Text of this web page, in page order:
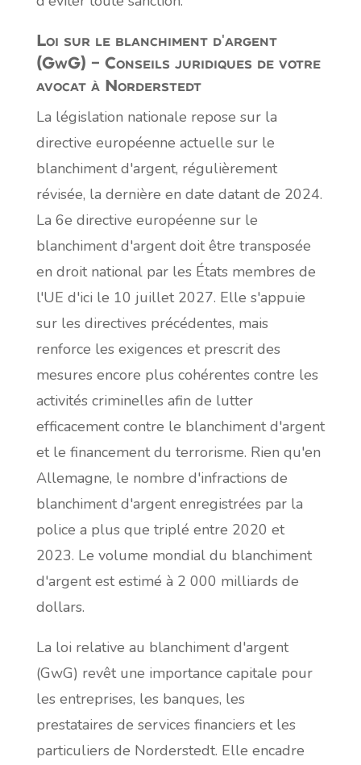
Loi sur le blanchiment d'argent
(GwG) – Conseils juridiques de votre
avocat à Norderstedt
La législation nationale repose sur la
directive européenne actuelle sur le
blanchiment d'argent, régulièrement
révisée, la dernière en date datant de 2024.
La 6e directive européenne sur le
blanchiment d'argent doit être transposée
en droit national par les États membres de
l'UE d'ici le 10 juillet 2027. Elle s'appuie
sur les directives précédentes, mais
renforce les exigences et prescrit des
mesures encore plus cohérentes contre les
activités criminelles afin de lutter
efficacement contre le blanchiment d'argent
et le financement du terrorisme. Rien qu'en
Allemagne, le nombre d'infractions de
blanchiment d'argent enregistrées par la
police a plus que triplé entre 2020 et
2023. Le volume mondial du blanchiment
d'argent est estimé à 2 000 milliards de
dollars.
La loi relative au blanchiment d'argent
(GwG) revêt une importance capitale pour
les entreprises, les banques, les
prestataires de services financiers et les
particuliers de Norderstedt. Elle encadre